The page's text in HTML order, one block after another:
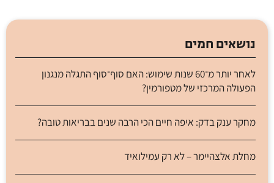
נושאים חמים
לאחר יותר מ־60 שנות שימוש: האם סוף־סוף התגלה מנגנון
הפעולה המרכזי של מטפורמין?
מחקר ענק בדק: איפה חיים הכי הרבה שנים בבריאות טובה?
מחלת אלצהיימר – לא רק עמילואיד